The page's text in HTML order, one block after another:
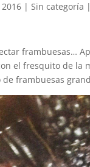
2016 |Sin categoría
frambuesas…
el fresquito de la
de frambuesas